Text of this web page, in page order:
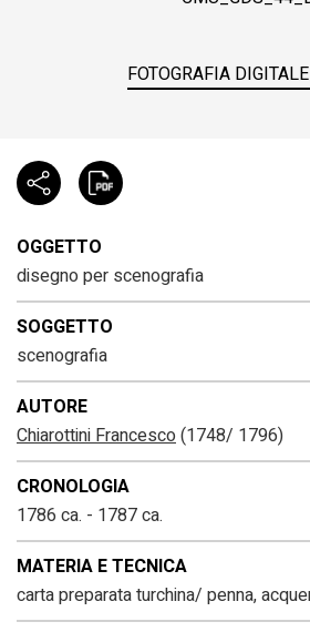
FOTOGRAFIA
OGGETTO
disegno per scenografia
SOGGETTO
scenografia
AUTORE
Chiarottini Francesco(1748/ 1796)
CRONOLOGIA
1786 ca. - 1787 ca.
MATERIA E TECNICA
carta preparata turchina/ penna,